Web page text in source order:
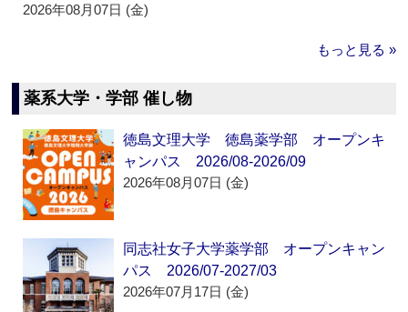
2026年08月07日 (金)
もっと見る »
薬系大学・学部 催し物
徳島文理大学 徳島薬学部 オープンキ
ャンパス 2026/08-2026/09
2026年08月07日 (金)
同志社女子大学薬学部 オープンキャン
パス 2026/07-2027/03
2026年07月17日 (金)